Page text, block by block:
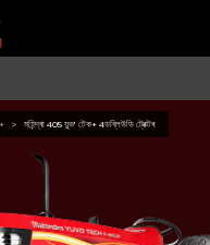
মহিন্দ্ৰা 405 য়ুভ' টেক+ 4ডব্লিউডি ট্ৰেক্টৰ